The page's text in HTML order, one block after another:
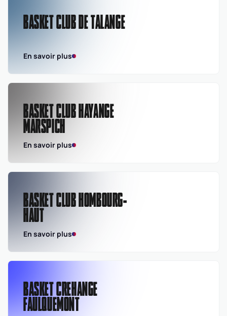
BASKET CLUB DE TALANGE
En savoir plus
BASKET CLUB HAYANGE
MARSPICH
En savoir plus
BASKET CLUB HOMBOURG-
HAUT
En savoir plus
BASKET CREHANGE
FAULQUEMONT